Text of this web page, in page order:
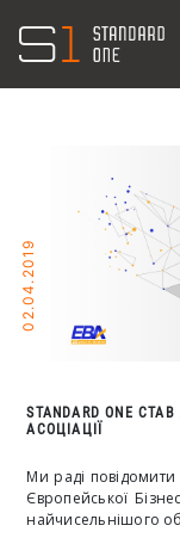
02.04.2019
STANDARD ONE
АСОЦІАЦІЇ
Ми раді
Європейської
найчисельнішого